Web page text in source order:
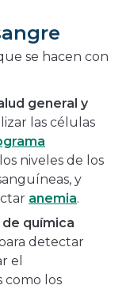
se hacen con
general y
las células
niveles de los
y
anemia.
química
detectar
el
como los